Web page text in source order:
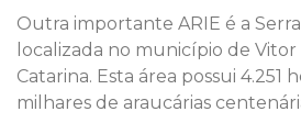
Outra importante ARIE é a
localizada no município de
Catarina. Esta área possui 4.251
milhares de araucárias